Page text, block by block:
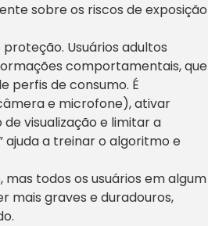
sobre os riscos de exposição
Usuários adultos
comportamentais, que
perfis de consumo. É
e microfone), ativar
visualização e limitar a
ajuda a treinar o algoritmo e
todos os usuários em algum
mais graves e duradouros,